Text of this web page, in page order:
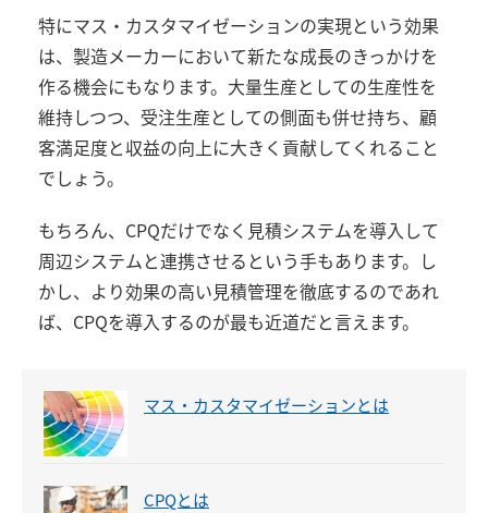
特にマス・カスタマイゼーションの実現という効果
は、製造メーカーにおいて新たな成長のきっかけを
作る機会にもなります。大量生産としての生産性を
維持しつつ、受注生産としての側面も併せ持ち、顧
客満足度と収益の向上に大きく貢献してくれること
でしょう。
もちろん、CPQだけでなく見積システムを導入して
周辺システムと連携させるという手もあります。し
かし、より効果の高い見積管理を徹底するのであれ
ば、CPQを導入するのが最も近道だと言えます。
マス・カスタマイゼーションとは
CPQとは